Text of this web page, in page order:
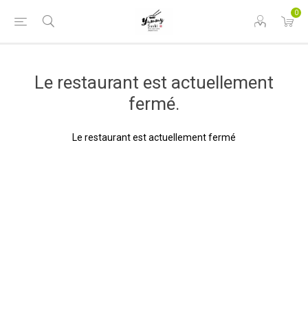
0
Le restaurant est actuellement
fermé.
Le restaurant est actuellement fermé